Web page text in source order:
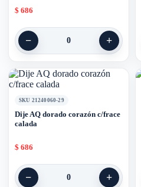
$ 686
− 0 +
SKU 21240060-29
Dije AQ dorado corazón c/frace
calada
$ 686
− 0 +